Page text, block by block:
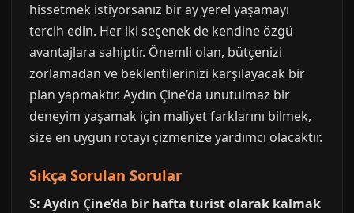
hissetmek istiyorsanız bir ay yerel yaşamayı
tercih edin. Her iki seçenek de kendine özgü
avantajlara sahiptir. Önemli olan, bütçenizi
zorlamadan ve beklentilerinizi karşılayacak bir
plan yapmaktır. Aydın Çine’da unutulmaz bir
deneyim yaşamak için maliyet farklarını bilmek,
size en uygun rotayı çizmenize yardımcı olacaktır.
Sıkça Sorulan Sorular
S: Aydın Çine’da bir hafta turist olarak kalmak